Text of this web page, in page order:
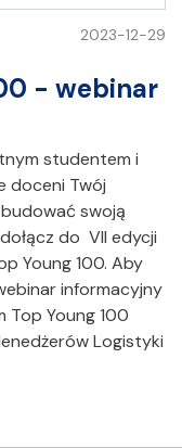
2023-12-29
- webinar
studentem i
doceni Twój
swoją
do VII edycji
Young 100. Aby
informacyjny
Top Young 100
Logistyki